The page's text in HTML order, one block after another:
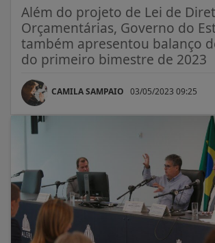
Além do projeto de Lei de
Orçamentárias, Governo do
também apresentou balanço
do primeiro bimestre de 2023
CAMILA SAMPAIO 03/05/2023 09:25